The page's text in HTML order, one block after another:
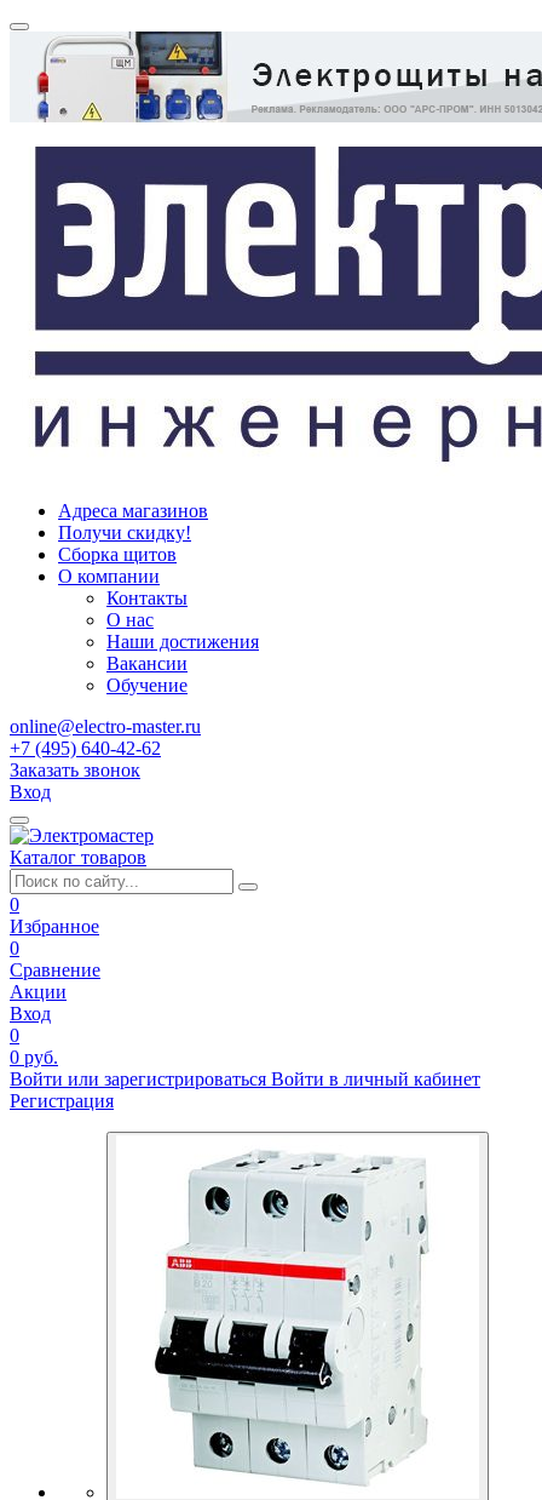
Адреса магазинов
Получи скидку!
Сборка щитов
О компании
Контакты
О нас
Наши достижения
Вакансии
Обучение
online@electro-master.ru
+7 (495) 640-42-62
Заказать звонок
Вход
Каталог товаров
0
Избранное
0
Сравнение
Акции
Вход
0
0 руб.
Войти или зарегистрироваться Войти в личный кабинет
Регистрация